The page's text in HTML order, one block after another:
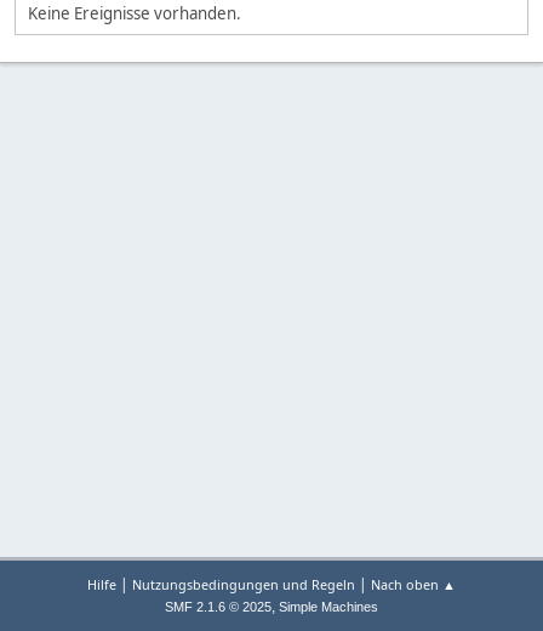
Keine Ereignisse vorhanden.
Hilfe | Nutzungsbedingungen und Regeln | Nach oben ▲
SMF 2.1.6 © 2025, Simple Machines